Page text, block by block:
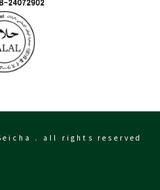
. all rights reserved